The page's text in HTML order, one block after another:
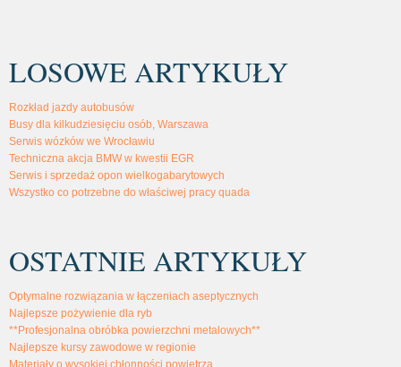
LOSOWE ARTYKUŁY
Rozkład jazdy autobusów
Busy dla kilkudziesięciu osób, Warszawa
Serwis wózków we Wrocławiu
Techniczna akcja BMW w kwestii EGR
Serwis i sprzedaż opon wielkogabarytowych
Wszystko co potrzebne do właściwej pracy quada
OSTATNIE ARTYKUŁY
Optymalne rozwiązania w łączeniach aseptycznych
Najlepsze pożywienie dla ryb
**Profesjonalna obróbka powierzchni metalowych**
Najlepsze kursy zawodowe w regionie
Materiały o wysokiej chłonności powietrza